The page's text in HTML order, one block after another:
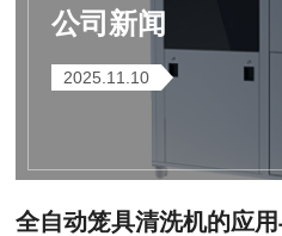
公司新闻
2025.11.10
全自动笼具清洗机的应